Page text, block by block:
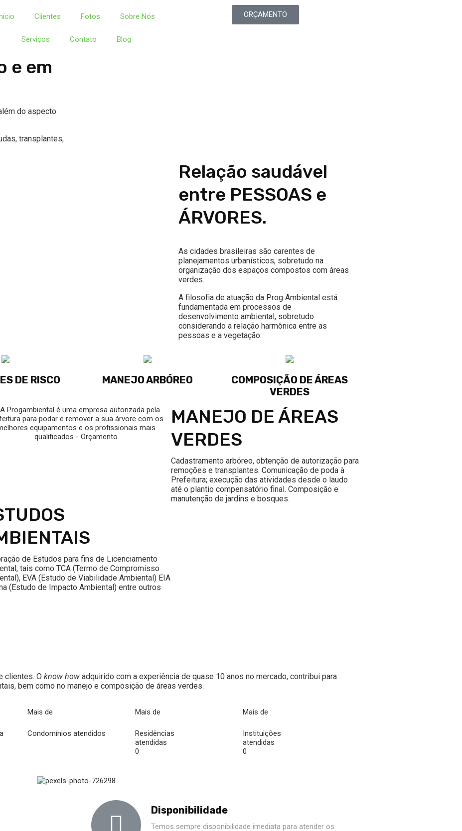
Clientes Fotos Sobre Nós
Serviços Contato Blog
ORÇAMENTO
e em
do aspecto
transplantes,
Relação saudável
entre PESSOAS e
ÁRVORES.
As cidades brasileiras são carentes de
planejamentos urbanísticos, sobretudo na
organização dos espaços compostos com áreas
verdes.
A filosofia de atuação da Prog Ambiental está
fundamentada em processos de
desenvolvimento ambiental, sobretudo
considerando a relação harmônica entre as
pessoas e a vegetação.​
DE RISCO MANEJO ARBÓREO
COMPOSIÇÃO DE ÁREAS
VERDES
MANEJO DE ÁREAS
VERDES
Cadastramento arbóreo, obtenção de autorização para
remoções e transplantes. Comunicação de poda à
Prefeitura; execução das atividades desde o laudo
até o plantio compensatório final. Composição e
manutenção de jardins e bosques.
de Estudos para fins de Licenciamento
tais como TCA (Termo de Compromisso
EVA (Estudo de Viabilidade Ambiental) EIA
(Estudo de Impacto Ambiental) entre outros
clientes. O know how adquirido com a experiência de quase 10 anos no mercado, contribui para
bem como no manejo e composição de áreas verdes.
Mais de
Condomínios atendidos
Mais de
Residências
atendidas
0
Mais de
Instituições
atendidas
0
Disponibilidade
Temos sempre disponibilidade imediata para atender os